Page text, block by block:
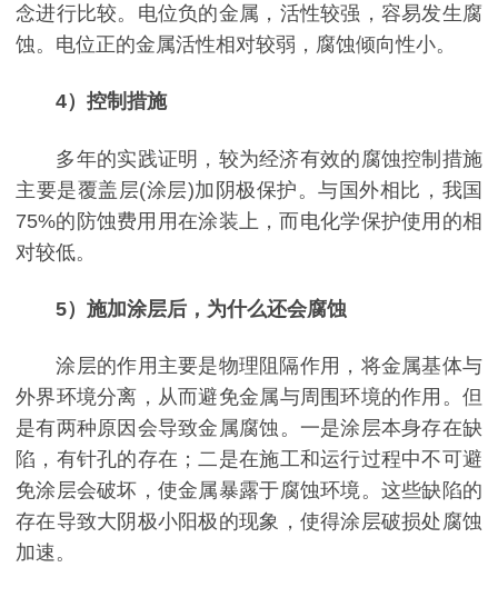
念进行比较。电位负的金属，活性较强，容易发生腐
蚀。电位正的金属活性相对较弱，腐蚀倾向性小。
4）控制措施
多年的实践证明，较为经济有效的腐蚀控制措施
主要是覆盖层(涂层)加阴极保护。与国外相比，我国
75%的防蚀费用用在涂装上，而电化学保护使用的相
对较低。
5）施加涂层后，为什么还会腐蚀
涂层的作用主要是物理阻隔作用，将金属基体与
外界环境分离，从而避免金属与周围环境的作用。但
是有两种原因会导致金属腐蚀。一是涂层本身存在缺
陷，有针孔的存在；二是在施工和运行过程中不可避
免涂层会破坏，使金属暴露于腐蚀环境。这些缺陷的
存在导致大阴极小阳极的现象，使得涂层破损处腐蚀
加速。